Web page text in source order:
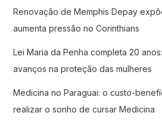
Renovação de Memphis Depay
aumenta pressão no Corinthians
Lei Maria da Penha completa 20
avanços na proteção das mulheres
Medicina no Paraguai: o custo-
realizar o sonho de cursar Medicina